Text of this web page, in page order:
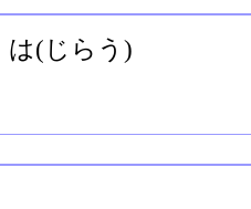
は(じらう)